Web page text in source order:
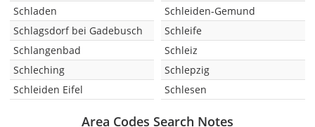
Schladen
Schlagsdorf bei Gadebusch
Schlangenbad
Schleching
Schleiden Eifel
Schleiden-Gemund
Schleife
Schleiz
Schlepzig
Schlesen
Area Codes Search Notes